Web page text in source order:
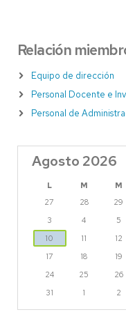
Relación
Equipo de dirección
Personal Docente e
Personal de
Agosto 2026
L M M
27
28 29
3
4 5
10
11 12
17
18 19
24
25 26
31
1 2